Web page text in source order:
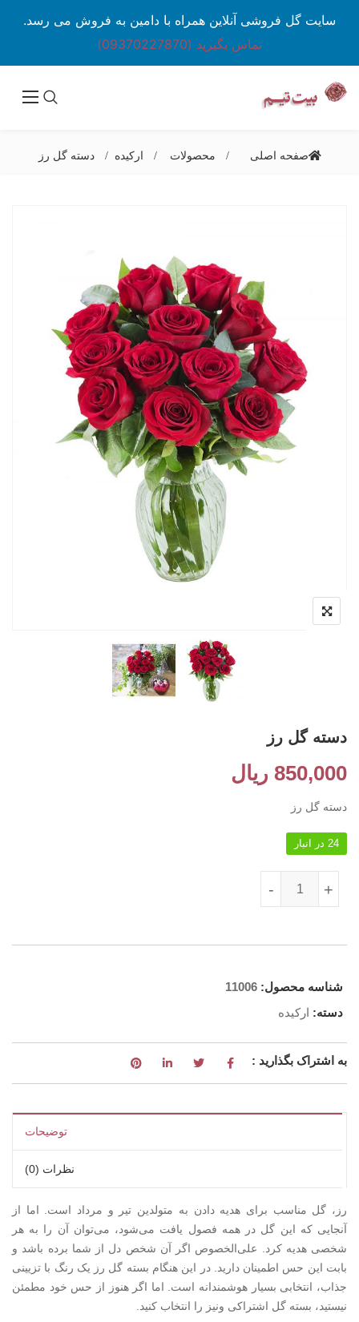
سایت گل فروشی آنلاین همراه با دامین به فروش می رسد.
تماس بگیرید (09370227870)
صفحه اصلی محصولات ارکیده دسته گل رز
دسته گل رز
850,000 ریال
دسته گل رز
24 در انبار
+
-
شناسه محصول: 11006
دسته: ارکیده
به اشتراک بگذارید :
توضیحات
نظرات (0)
رز، گل مناسب برای هدیه دادن به متولدین تیر و مرداد است. اما از
آنجایی که این گل در همه فصول یافت می‌شود، می‌توان آن را به هر
شخصی هدیه کرد. علی‌الخصوص اگر آن شخص دل از شما برده باشد و
بابت این حس اطمینان دارید. در این هنگام بسته گل رز یک رنگ با تزیینی
جذاب، انتخابی بسیار هوشمندانه است. اما اگر هنوز از حس خود مطمئن
نیستید، بسته گل اشتراکی ونیز را انتخاب کنید.